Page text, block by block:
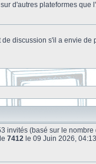
d'autres plateformes que
discussion s'il a envie
invités (basé sur le
7412 le 09 Juin 2026, 04:13